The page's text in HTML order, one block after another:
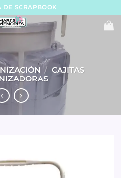
DE SCRAPBOOK
/ CAJITAS